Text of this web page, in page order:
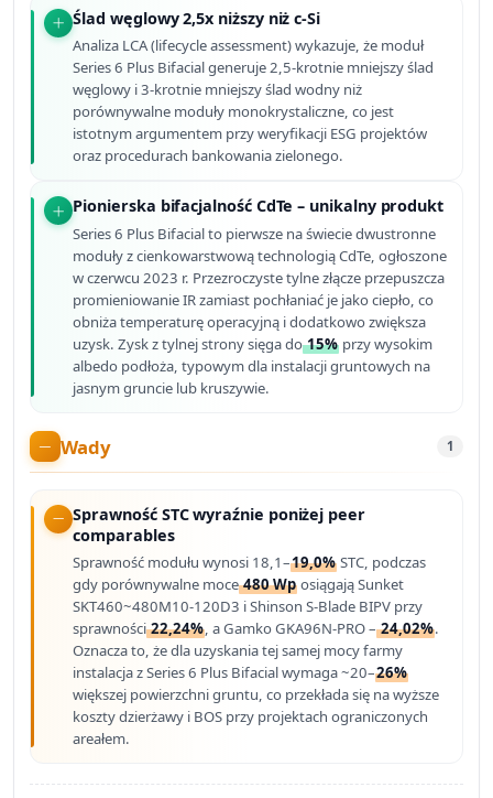
Ślad węglowy 2,5x niższy niż c-Si
Analiza LCA (lifecycle assessment) wykazuje, że moduł
Series 6 Plus Bifacial generuje 2,5-krotnie mniejszy ślad
węglowy i 3-krotnie mniejszy ślad wodny niż
porównywalne moduły monokrystaliczne, co jest
istotnym argumentem przy weryfikacji ESG projektów
oraz procedurach bankowania zielonego.
Pionierska bifacjalność CdTe – unikalny produkt
Series 6 Plus Bifacial to pierwsze na świecie dwustronne
moduły z cienkowarstwową technologią CdTe, ogłoszone
w czerwcu 2023 r. Przezroczyste tylne złącze przepuszcza
promieniowanie IR zamiast pochłaniać je jako ciepło, co
obniża temperaturę operacyjną i dodatkowo zwiększa
uzysk. Zysk z tylnej strony sięga do15% przy wysokim
albedo podłoża, typowym dla instalacji gruntowych na
jasnym gruncie lub kruszywie.
Wady 1
Sprawność STC wyraźnie poniżej peer
comparables
Sprawność modułu wynosi 18,1–19,0% STC, podczas
gdy porównywalne moce480 Wp osiągają Sunket
SKT460~480M10-120D3 i Shinson S-Blade BIPV przy
sprawności22,24%, a Gamko GKA96N-PRO –24,02%.
Oznacza to, że dla uzyskania tej samej mocy farmy
instalacja z Series 6 Plus Bifacial wymaga ~20–26%
większej powierzchni gruntu, co przekłada się na wyższe
koszty dzierżawy i BOS przy projektach ograniczonych
areałem.